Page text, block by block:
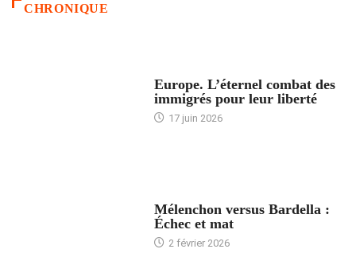
CHRONIQUE
Europe. L’éternel combat des
immigrés pour leur liberté
17 juin 2026
Mélenchon versus Bardella :
Échec et mat
2 février 2026